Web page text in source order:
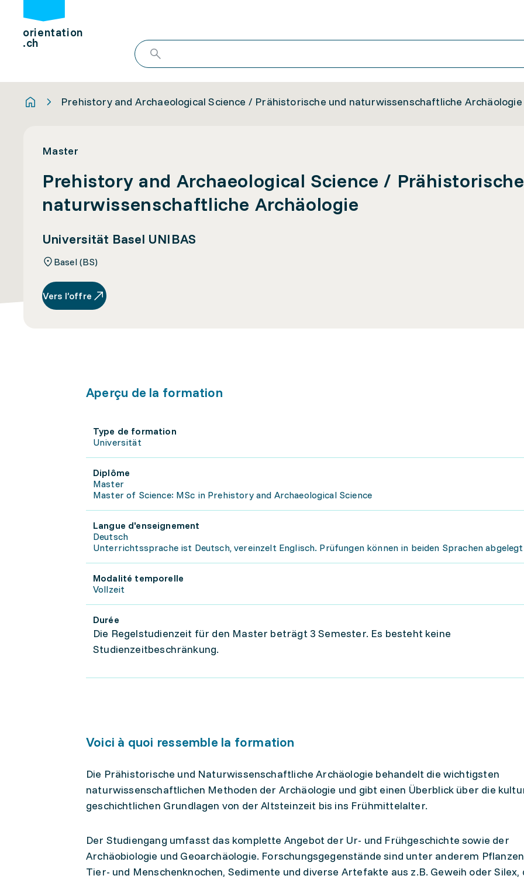
orientation
.ch
Prehistory and Archaeological Science / Prähistorische und naturwissenschaftliche Archäologie
Master
Prehistory and Archaeological Science /
naturwissenschaftliche Archäologie
Universität Basel UNIBAS
Basel (BS)
Vers l’offre
Aperçu de la formation
Type de formation
Universität
Diplôme
Master
Master of Science: MSc in Prehistory and Archaeological Science
Langue d'enseignement
Deutsch
Unterrichtssprache ist Deutsch, vereinzelt Englisch. Prüfungen können in beiden Sprachen
Modalité temporelle
Vollzeit
Durée
Die Regelstudienzeit für den Master beträgt 3 Semester. Es besteht keine
Studienzeitbeschränkung.
Voici à quoi ressemble la formation
Die Prähistorische und Naturwissenschaftliche Archäologie behandelt die wichtigsten
naturwissenschaftlichen Methoden der Archäologie und gibt einen Überblick über die
geschichtlichen Grundlagen von der Altsteinzeit bis ins Frühmittelalter.
Der Studiengang umfasst das komplette Angebot der Ur- und Frühgeschichte sowie der
Archäobiologie und Geoarchäologie. Forschungsgegenstände sind unter anderem
Tier- und Menschenknochen, Sedimente und diverse Artefakte aus z.B. Geweih oder Silex,